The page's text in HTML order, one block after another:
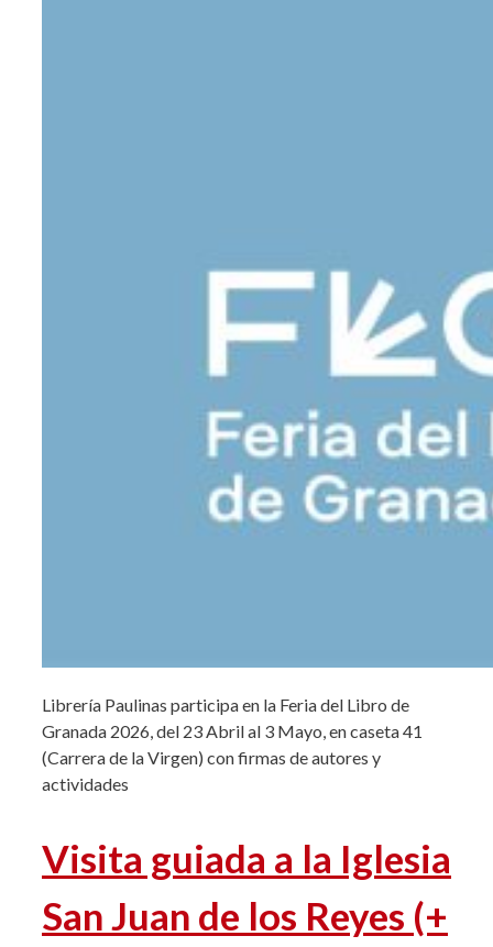
Librería Paulinas participa en la Feria del Libro de
Granada 2026, del 23 Abril al 3 Mayo, en caseta 41
(Carrera de la Virgen) con firmas de autores y
actividades
Visita guiada a la Iglesia
San Juan de los Reyes (+